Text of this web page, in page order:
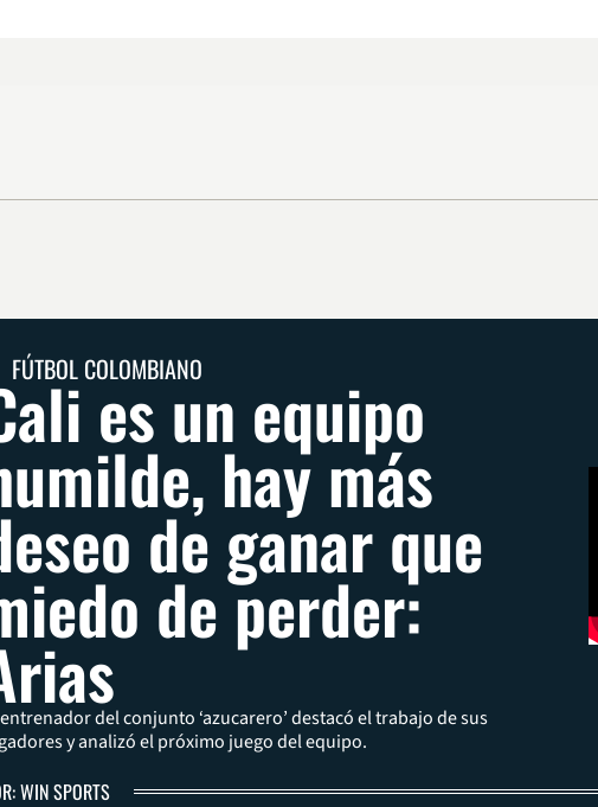
FÚTBOL COLOMBIANO
es un equipo
hay más
de ganar que
de perder:
del conjunto ‘azucarero’ destacó el trabajo de sus
y analizó el próximo juego del equipo.
WIN SPORTS